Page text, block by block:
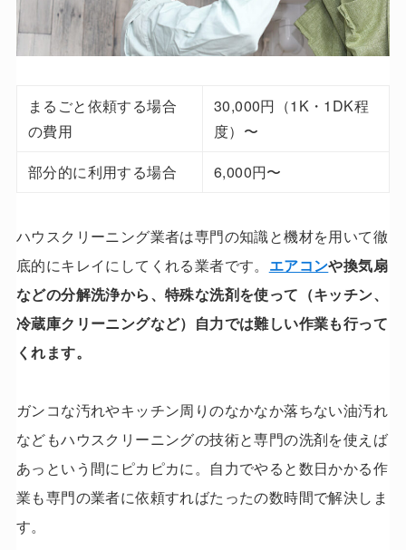
まるごと依頼する場合
の費用
30,000円（1K・1DK程
度）〜
部分的に利用する場合
6,000円〜
ハウスクリーニング業者は専門の知識と機材を用いて徹
底的にキレイにしてくれる業者です。 エアコンや換気扇
などの分解洗浄から、特殊な洗剤を使って（キッチン、
冷蔵庫クリーニングなど）自力では難しい作業も行って
くれます。
ガンコな汚れやキッチン周りのなかなか落ちない油汚れ
などもハウスクリーニングの技術と専門の洗剤を使えば
あっという間にピカピカに。自力でやると数日かかる作
業も専門の業者に依頼すればたったの数時間で解決しま
す。